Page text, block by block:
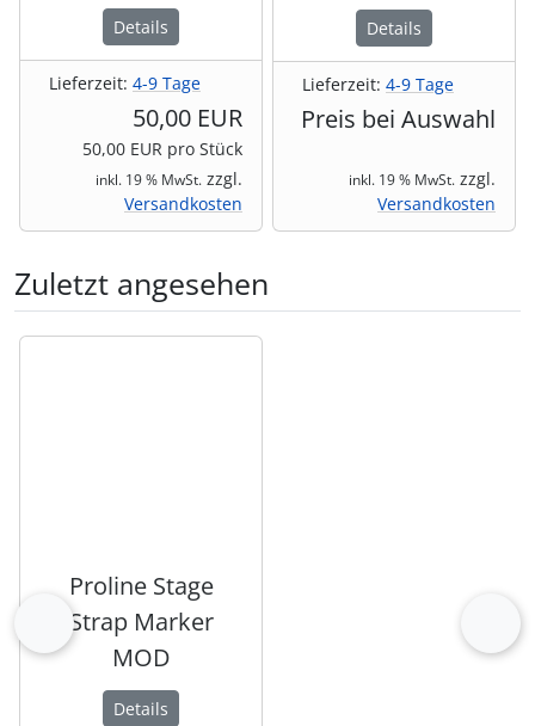
Details
Lieferzeit: 4-9 Tage
50,00 EUR
50,00 EUR pro Stück
inkl. 19 % MwSt. zzgl.
Versandkosten
Details
Lieferzeit: 4-9 Tage
Preis bei Auswahl
inkl. 19 % MwSt. zzgl.
Versandkosten
Zuletzt angesehen
Es folgt ein Produktslider - navigieren Sie mit der Tab-
zurück
Proline Stage
Strap Marker
MOD
Details
vor